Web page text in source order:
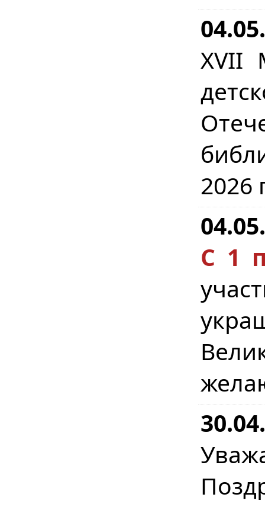
XVII
2026
С 1